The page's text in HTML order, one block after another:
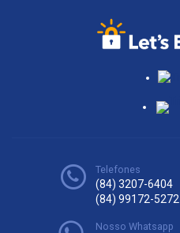
Telefones
(84) 3207-6404
(84) 99172-5272
Nosso Whatsapp